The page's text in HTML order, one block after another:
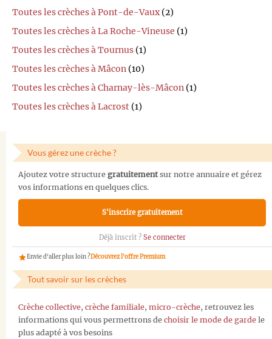
Toutes les crèches à Pont-de-Vaux(2)
Toutes les crèches à La Roche-Vineuse (1)
Toutes les crèches à Tournus (1)
Toutes les crèches à Mâcon (10)
Toutes les crèches à Charnay-lès-Mâcon (1)
Toutes les crèches à Lacrost (1)
Vous gérez une crèche ?
Ajoutez votre structure gratuitementsur notre annuaire et gérez
vos informations en quelques clics.
S'inscrire gratuitement
Déjà inscrit ? Se connecter
Envie d'aller plus loin ?Découvrez l'offre Premium
Tout savoir sur les crèches
Crèche collective, crèche familiale, micro-crèche, retrouvez les
informations qui vous permettrons de choisir le mode de garde le
plus adapté à vos besoins